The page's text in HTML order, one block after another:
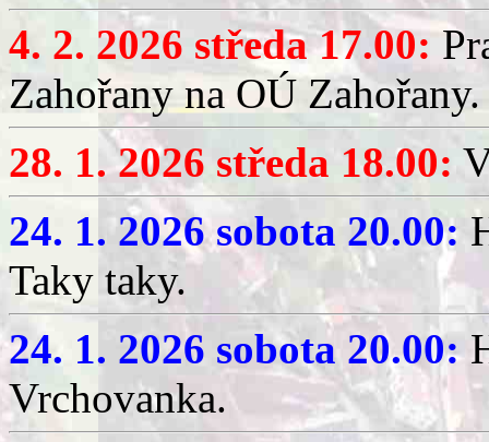
4. 2. 2026 středa 17.00:
Zahořany na OÚ Zahořany.
28. 1. 2026 středa 18.00:
24. 1. 2026 sobota 20.00:
Taky taky.
24. 1. 2026 sobota 20.00:
Vrchovanka.